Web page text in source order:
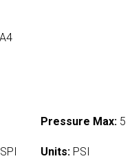
Pressure Max: 5
Units: PSI